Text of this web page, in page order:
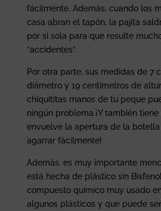
fácilmente. Además, cuando los
casa abran el tapón, la pajita
por si sola para que resulte
“accidentes”.
Por otra parte, sus medidas de 7
diámetro y 19 centímetros de
chiquititas manos de tu peque
ningún problema.¡Y también
envuelve la apertura de la
agarrar fácilmente!
Además, es muy importante
está hecha de plástico sin
compuesto químico muy usado
algunos plásticos y que puede